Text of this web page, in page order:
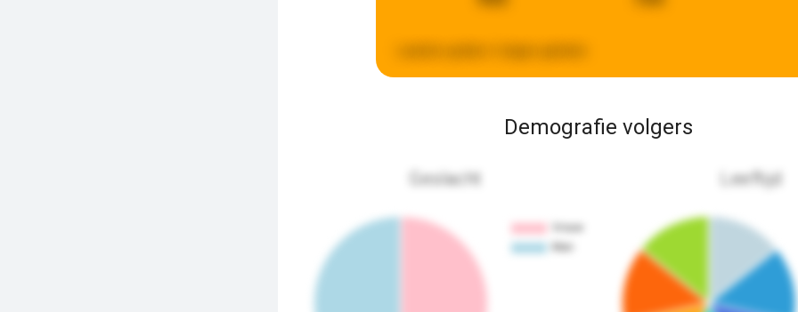
Demografie volgers
Geslacht Leeftijd